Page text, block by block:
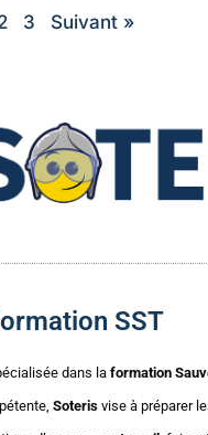
3 Suivant »
SST
dans la formation
Soteris vise à préparer